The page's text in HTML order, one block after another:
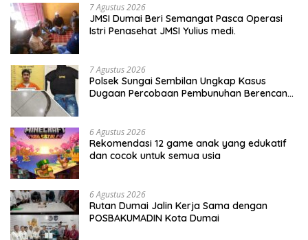
7 Agustus 2026
JMSI Dumai Beri Semangat Pasca Operasi
Istri Penasehat JMSI Yulius medi.
7 Agustus 2026
Polsek Sungai Sembilan Ungkap Kasus
Dugaan Percobaan Pembunuhan Berencana,
6 Agustus 2026
Rekomendasi 12 game anak yang edukatif
dan cocok untuk semua usia
6 Agustus 2026
Rutan Dumai Jalin Kerja Sama dengan
POSBAKUMADIN Kota Dumai